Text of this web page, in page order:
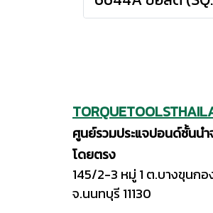
ศูนย์รวมประแจปอนด์ชั้นน
โดยตรง
145/2-3 หมู่ 1 ต.บางขุนกอ
จ.นนทบุรี 11130